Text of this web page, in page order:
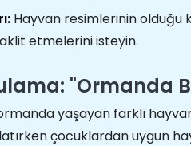
Hayvan resimlerinin olduğu
etmelerini isteyin.
"Ormanda
yaşayan farklı
çocuklardan uygun